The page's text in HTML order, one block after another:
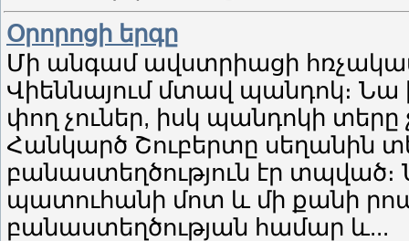
Օրորոցի երգը
Մի անգամ ավստրիացի
Վիեննայում մտավ պանդոկ։
փող չուներ, իսկ պանդոկի տերը
Հանկարծ Շուբերտը սեղանին
բանաստեղծություն էր տպված։
պատուհանի մոտ և մի քանի
բանաստեղծության համար և...